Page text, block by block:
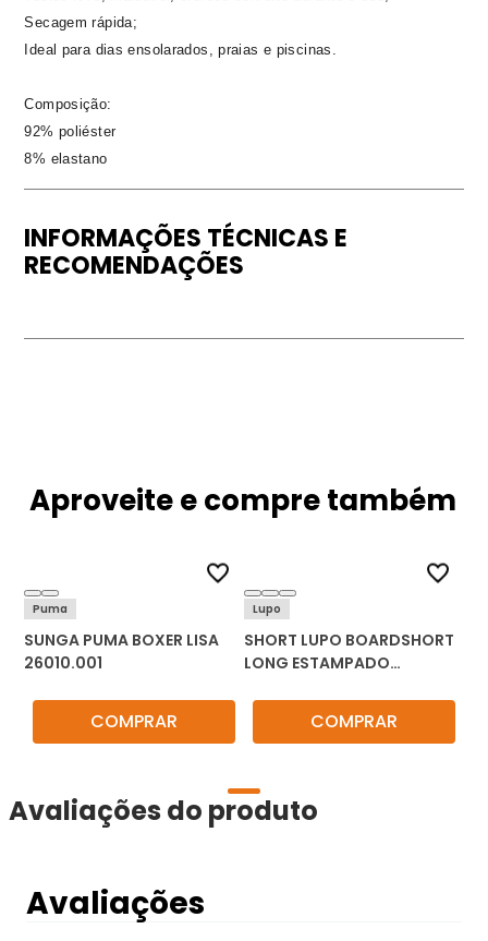
Secagem rápida;
Ideal para dias ensolarados, praias e piscinas.
Composição:
92% poliéster
8% elastano
INFORMAÇÕES TÉCNICAS E
RECOMENDAÇÕES
Aproveite e compre também
Puma
SUNGA PUMA BOXER LISA
26010.001
COMPRAR
Lupo
SHORT LUPO BOARDSHORT
LONG ESTAMPADO
COMPRAR
Avaliações do produto
Avaliações